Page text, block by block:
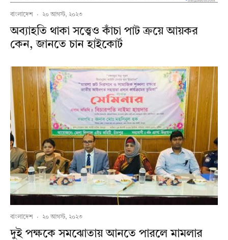
বাংলাদেশ · ২০ আগস্ট, ২০২৩
অব্যাহতি থাকা সত্ত্বেও কাঁচা পাট ক্রয়ে আয়কর
কেন, জানতে চান হাইকোর্ট
বাংলাদেশ · ২০ আগস্ট, ২০২৩
দুই পক্ষকে সমঝোতায় আনতে পারলে মামলার